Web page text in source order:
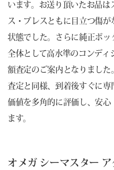
います。お送り頂いたお品
ス・ブレスともに目立つ傷
状態でした。さらに純正ボッ
全体として高水準のコンディ
額査定のご案内となりまし
査定と同様、到着後すぐに
価値を多角的に評価し、安
ます。
オメガ シーマスター